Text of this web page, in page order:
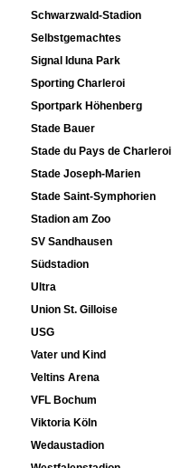
Schwarzwald-Stadion
Selbstgemachtes
Signal Iduna Park
Sporting Charleroi
Sportpark Höhenberg
Stade Bauer
Stade du Pays de Charleroi
Stade Joseph-Marien
Stade Saint-Symphorien
Stadion am Zoo
SV Sandhausen
Südstadion
Ultra
Union St. Gilloise
USG
Vater und Kind
Veltins Arena
VFL Bochum
Viktoria Köln
Wedaustadion